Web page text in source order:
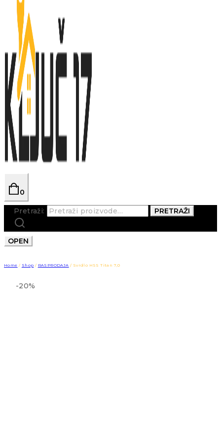
0
Pretraži: PRETRAŽI
OPEN
Home / Shop / RASPRODAJA / Svrdlo HSS Titan 7,0
-20%